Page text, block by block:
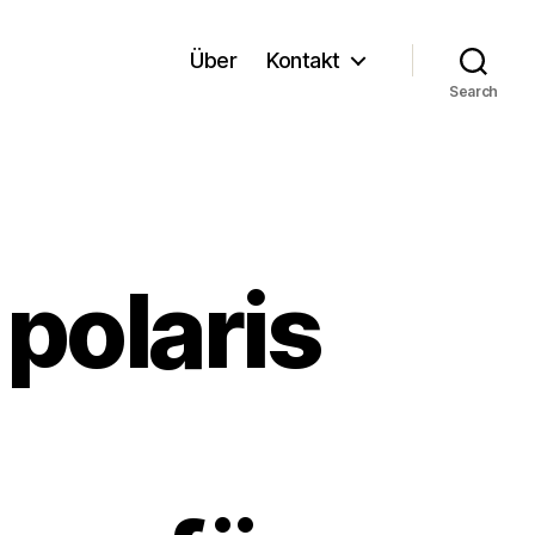
Über Kontakt
Search